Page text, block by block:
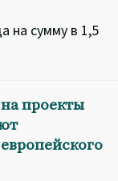
на сумму в 1,5
проекты